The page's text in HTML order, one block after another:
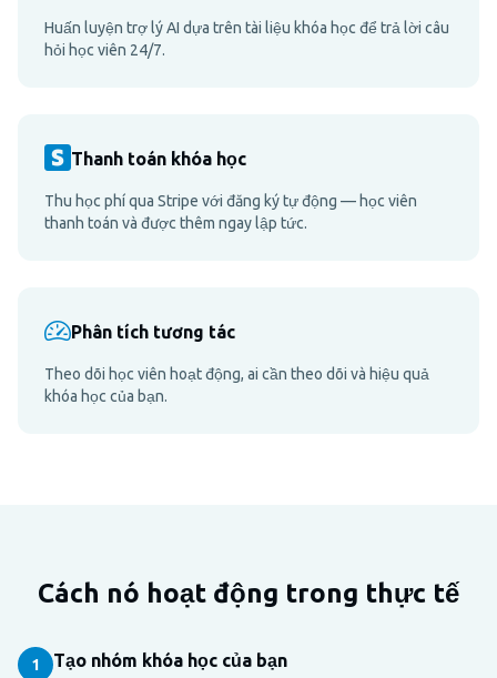
Huấn luyện trợ lý AI dựa trên tài liệu khóa học để trả lời câu
hỏi học viên 24/7.
Thanh toán khóa học
Thu học phí qua Stripe với đăng ký tự động — học viên
thanh toán và được thêm ngay lập tức.
Phân tích tương tác
Theo dõi học viên hoạt động, ai cần theo dõi và hiệu quả
khóa học của bạn.
Cách nó hoạt động trong thực tế
1 Tạo nhóm khóa học của bạn